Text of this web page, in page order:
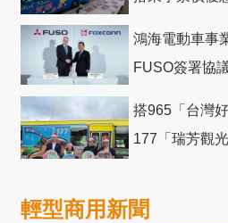
鴻海電動車事
FUSO簽署協
搭965「台灣
177「瑞芳觀
輕型商用新聞